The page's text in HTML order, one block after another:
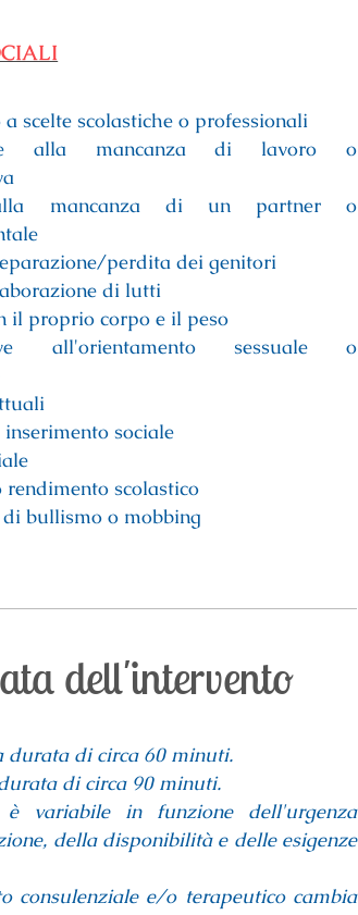
scelte scolastiche o professionali
alla mancanza di lavoro o
alla mancanza di un partner o
perdita dei genitori
di lutti
il proprio corpo e il peso
all'orientamento sessuale o
sociale
scolastico
bullismo o mobbing
dell'intervento
di circa 60 minuti.
di circa 90 minuti.
variabile in funzione dell'urgenza
della disponibilità e delle esigenze
consulenziale e/o terapeutico cambia